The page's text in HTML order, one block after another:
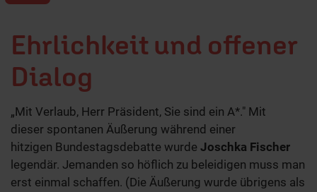
Ehrlichkeit und offener
Dialog
„Mit Verlaub, Herr Präsident, Sie sind ein A*." Mit
dieser spontanen Äußerung während einer
hitzigen Bundestagsdebatte wurde Joschka Fischer
legendär. Jemanden so höflich zu beleidigen muss man
erst einmal schaffen. (Die Äußerung wurde übrigens als